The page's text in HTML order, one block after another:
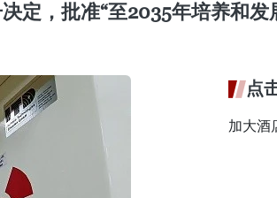
，批准“至2035年培养和发
点
加大酒